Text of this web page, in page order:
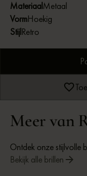
MateriaalMetaal
VormHoekig
StijlRetro
Meer van
Ontdek onze stijlvolle
Bekijk alle brillen